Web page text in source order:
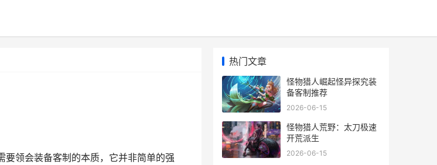
领会装备客制的本质，它并非简单的强
热门文章
怪物猎人崛起怪异探究装
备客制推荐
2026-06-15
怪物猎人荒野：太刀极速
开荒派生
2026-06-15